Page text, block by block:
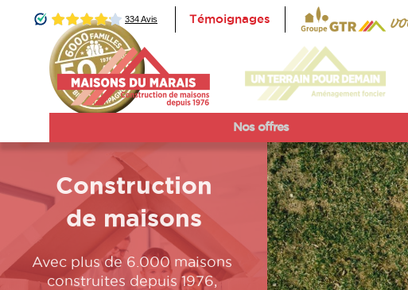
Témoignages Accueil
Nos offres
Construction
de maisons
Avec plus de 6.000 maisons
construites depuis 1976,